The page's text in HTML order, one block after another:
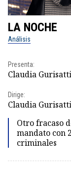
LA NOCHE
Análisis
Presenta:
Claudia Gurisatti
Dirige:
Claudia Gurisatti
Otro fracaso
mandato con
criminales